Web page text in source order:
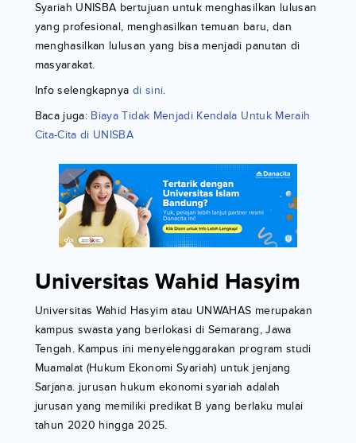
Syariah UNISBA bertujuan untuk menghasilkan lulusan
yang profesional, menghasilkan temuan baru, dan
menghasilkan lulusan yang bisa menjadi panutan di
masyarakat.
Info selengkapnya di sini.
Baca juga: Biaya Tidak Menjadi Kendala Untuk Meraih
Cita-Cita di UNISBA
Universitas Wahid Hasyim
Universitas Wahid Hasyim atau UNWAHAS merupakan
kampus swasta yang berlokasi di Semarang, Jawa
Tengah. Kampus ini menyelenggarakan program studi
Muamalat (Hukum Ekonomi Syariah) untuk jenjang
Sarjana. jurusan hukum ekonomi syariah adalah
jurusan yang memiliki predikat B yang berlaku mulai
tahun 2020 hingga 2025.